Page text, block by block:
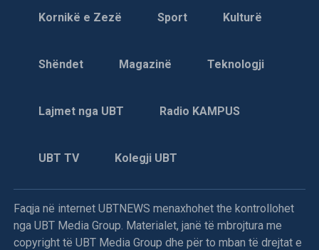
Kornikë e Zezë Sport Kulturë
Shëndet Magazinë Teknologji
Lajmet nga UBT Radio KAMPUS
UBT TV Kolegji UBT
Faqja në internet UBTNEWS menaxhohet the kontrollohet
nga UBT Media Group. Materialet, janë të mbrojtura me
copyright të UBT Media Group dhe për to mban të drejtat e